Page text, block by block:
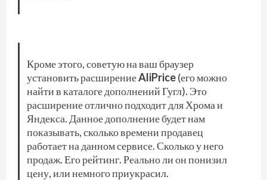
Кроме этого, советую на ваш браузер
установить расширениеAliPrice(его можно
найти в каталоге дополнений Гугл). Это
расширение отлично подходит для Хрома и
Яндекса. Данное дополнение будет нам
показывать, сколько времени продавец
работает на данном сервисе. Сколько у него
продаж. Его рейтинг. Реально ли он понизил
цену, или немного приукрасил.